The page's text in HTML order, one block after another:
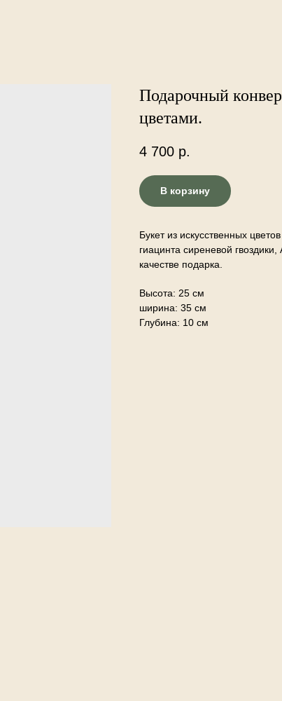
Подарочный
цветами.
4 700 р.
В корзину
Букет из искусственных
гиацинта сиреневой
качестве подарка.
Высота: 25 см
ширина: 35 см
Глубина: 10 см